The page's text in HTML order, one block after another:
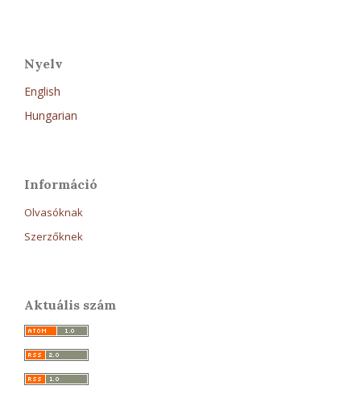
Nyelv
English
Hungarian
Információ
Olvasóknak
Szerzőknek
Aktuális szám